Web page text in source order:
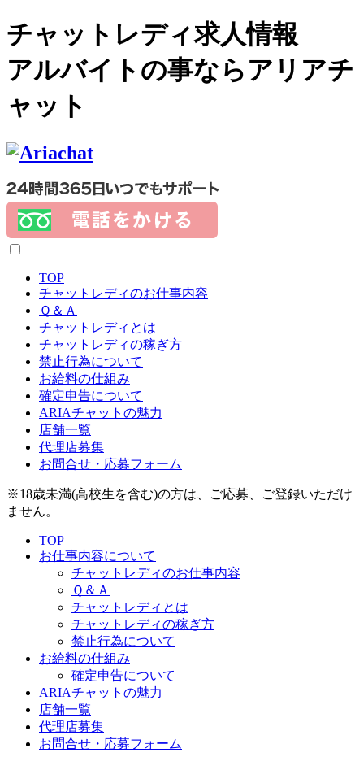
チャットレディ求人情報
アルバイトの事ならアリアチ
ャット
TOP
チャットレディのお仕事内容
Ｑ＆Ａ
チャットレディとは
チャットレディの稼ぎ方
禁止行為について
お給料の仕組み
確定申告について
ARIAチャットの魅力
店舗一覧
代理店募集
お問合せ・応募フォーム
※18歳未満(高校生を含む)の方は、ご応募、ご登録いただけ
ません。
TOP
お仕事内容について
チャットレディのお仕事内容
Ｑ＆Ａ
チャットレディとは
チャットレディの稼ぎ方
禁止行為について
お給料の仕組み
確定申告について
ARIAチャットの魅力
店舗一覧
代理店募集
お問合せ・応募フォーム